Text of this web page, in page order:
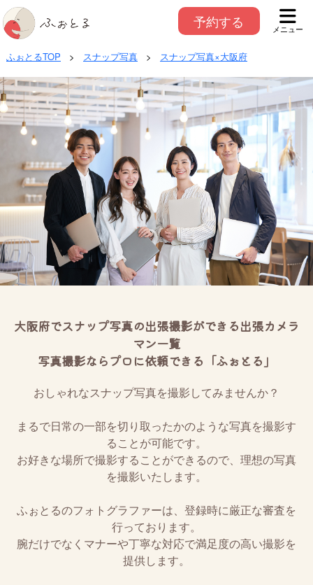
予約する メニュー
ふぉとるTOP > スナップ写真 > スナップ写真×大阪府
大阪府でスナップ写真の出張撮影ができる出張カメラ
マン一覧
写真撮影ならプロに依頼できる「ふぉとる」
おしゃれなスナップ写真を撮影してみませんか？
まるで日常の一部を切り取ったかのような写真を撮影す
ることが可能です。
お好きな場所で撮影することができるので、理想の写真
を撮影いたします。
ふぉとるのフォトグラファーは、登録時に厳正な審査を
行っております。
腕だけでなくマナーや丁寧な対応で満足度の高い撮影を
提供します。